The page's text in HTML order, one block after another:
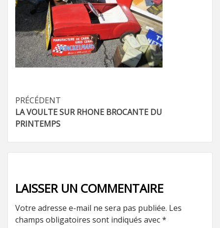
Navigation
d’article
PRÉCÉDENT
LA VOULTE SUR RHONE BROCANTE DU
PRINTEMPS
LAISSER UN COMMENTAIRE
Votre adresse e-mail ne sera pas publiée. Les
champs obligatoires sont indiqués avec*